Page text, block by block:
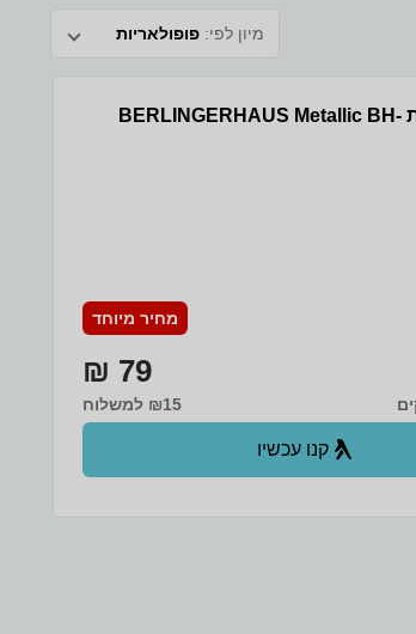
מיון לפי: פופולאריות
תבנית איכותית BERLINGERHAUS Metallic BH-
מחיר מיוחד
79 ₪
₪15 למשלוח
קנו עכשיו